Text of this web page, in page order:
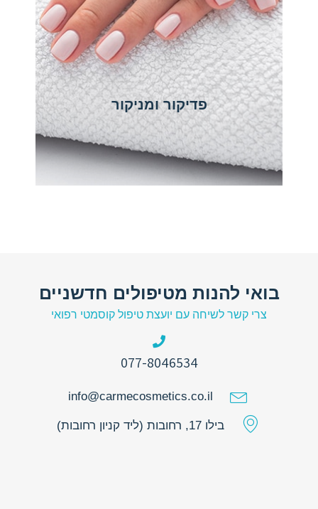
פדיקור ומניקור
בואי להנות מטיפולים חדשניים
צרי קשר לשיחה עם יועצת טיפול קוסמטי רפואי
077-8046534
info@carmecosmetics.co.il
בילו 17, רחובות (ליד קניון רחובות)